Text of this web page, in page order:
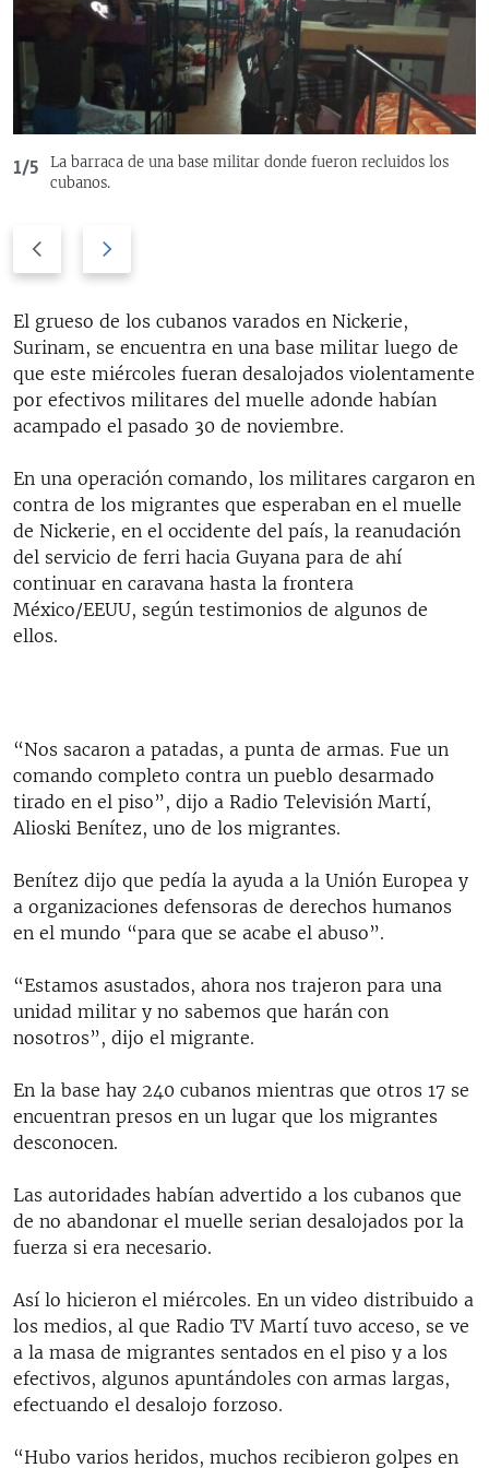
RADIO MARTÍ
ESPECIALES
ESPECIALES
LA REALIDAD DE LA VIVIENDA EN CUBA
SER VIEJO EN CUBA
LOS SANTOS DE HIALEAH
LA INVASIÓN DE RUSIA A UCRANIA
MULTIMEDIA
EDITORIALES
1/5
La barraca de una base militar donde fueron recluidos los
cubanos.
Previous
slide
Next
slide
El grueso de los cubanos varados en Nickerie,
Surinam, se encuentra en una base militar luego de
que este miércoles fueran desalojados violentamente
por efectivos militares del muelle adonde habían
acampado el pasado 30 de noviembre.
En una operación comando, los militares cargaron en
contra de los migrantes que esperaban en el muelle
de Nickerie, en el occidente del país, la reanudación
del servicio de ferri hacia Guyana para de ahí
continuar en caravana hasta la frontera
México/EEUU, según testimonios de algunos de
ellos.
“Nos sacaron a patadas, a punta de armas. Fue un
comando completo contra un pueblo desarmado
tirado en el piso”, dijo a Radio Televisión Martí,
Alioski Benítez, uno de los migrantes.
Benítez dijo que pedía la ayuda a la Unión Europea y
a organizaciones defensoras de derechos humanos
en el mundo “para que se acabe el abuso”.
“Estamos asustados, ahora nos trajeron para una
unidad militar y no sabemos que harán con
nosotros”, dijo el migrante.
En la base hay 240 cubanos mientras que otros 17 se
encuentran presos en un lugar que los migrantes
desconocen.
Las autoridades habían advertido a los cubanos que
de no abandonar el muelle serian desalojados por la
fuerza si era necesario.
Así lo hicieron el miércoles. En un video distribuido a
los medios, al que Radio TV Martí tuvo acceso, se ve
a la masa de migrantes sentados en el piso y a los
efectivos, algunos apuntándoles con armas largas,
efectuando el desalojo forzoso.
“Hubo varios heridos, muchos recibieron golpes en